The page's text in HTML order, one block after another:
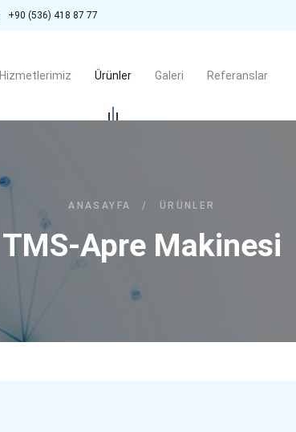
+90 (536) 418 87 77
Hizmetlerimiz Ürünler Galeri Referanslar
ANASAYFA / ÜRÜNLER
TMS-Apre Makinesi